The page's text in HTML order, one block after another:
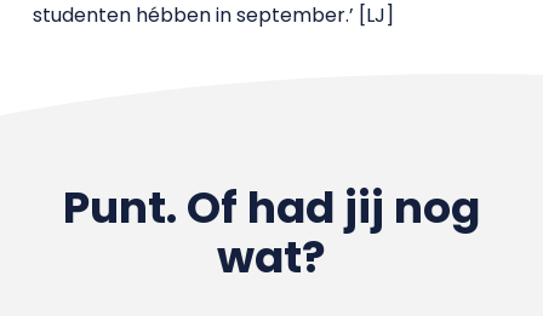
studenten hébben in september.’ [LJ]
Punt. Of had jij nog
wat?